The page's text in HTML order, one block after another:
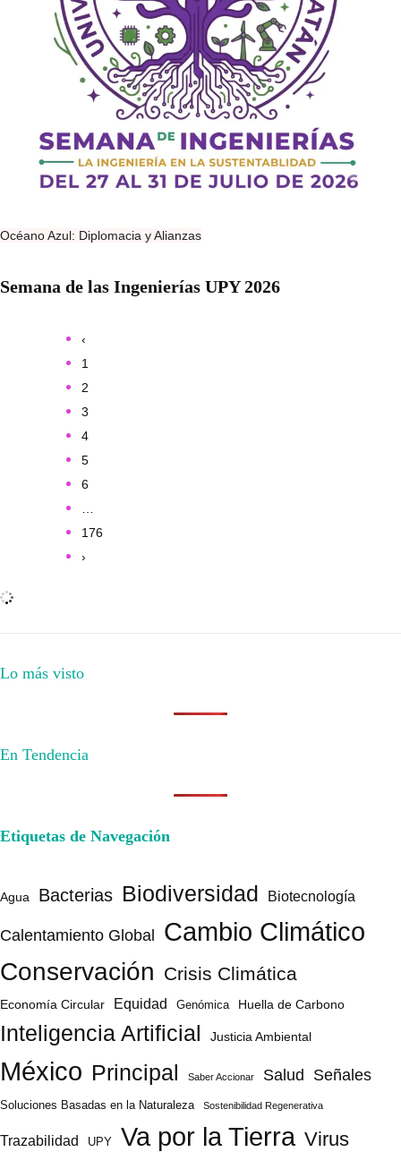
Océano Azul: Diplomacia y Alianzas
Semana de las Ingenierías UPY 2026
‹
1
2
3
4
5
6
176
›
Lo más visto
En Tendencia
Etiquetas de Navegación
Agua Bacterias Biodiversidad Biotecnología
Calentamiento Global Cambio Climático
Conservación Crisis Climática
Economía Circular Equidad Genómica Huella de Carbono
Inteligencia Artificial Justicia Ambiental
México Principal Saber Accionar Salud Señales
Soluciones Basadas en la Naturaleza Sostenibilidad Regenerativa
Trazabilidad UPY Va por la Tierra Virus